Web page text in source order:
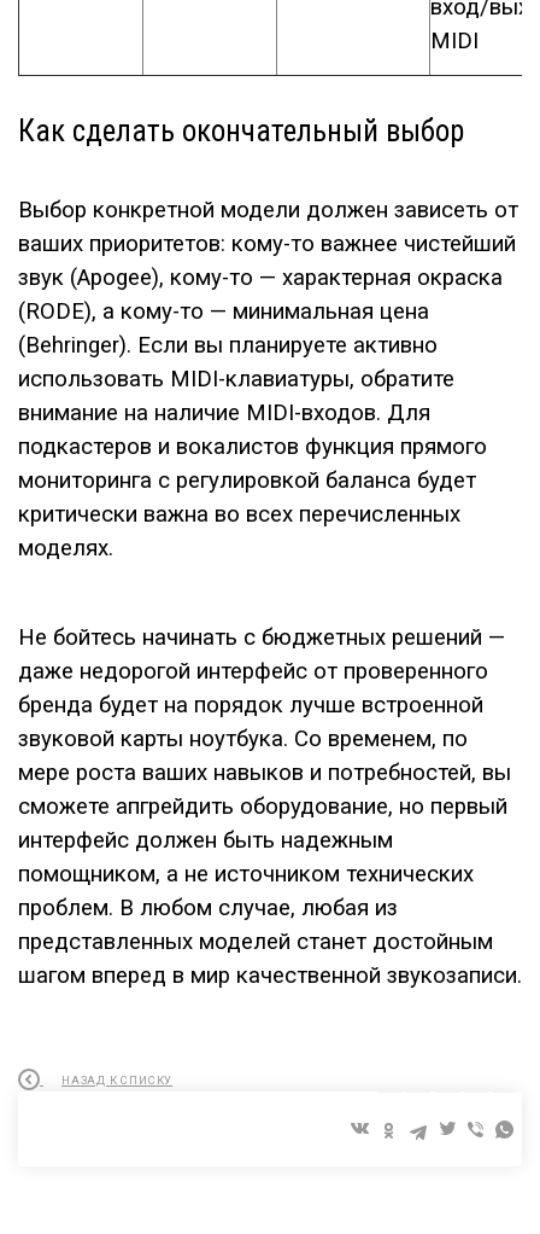
вход/
MIDI
Как сделать окончательный выбор
Выбор конкретной модели должен зависеть от
ваших приоритетов: кому-то важнее чистейший
звук (Apogee), кому-то — характерная окраска
(RODE), а кому-то — минимальная цена
(Behringer). Если вы планируете активно
использовать MIDI-клавиатуры, обратите
внимание на наличие MIDI-входов. Для
подкастеров и вокалистов функция прямого
мониторинга с регулировкой баланса будет
критически важна во всех перечисленных
моделях.
Не бойтесь начинать с бюджетных решений —
даже недорогой интерфейс от проверенного
бренда будет на порядок лучше встроенной
звуковой карты ноутбука. Со временем, по
мере роста ваших навыков и потребностей, вы
сможете апгрейдить оборудование, но первый
интерфейс должен быть надежным
помощником, а не источником технических
проблем. В любом случае, любая из
представленных моделей станет достойным
шагом вперед в мир качественной звукозаписи.
НАЗАД К СПИСКУ